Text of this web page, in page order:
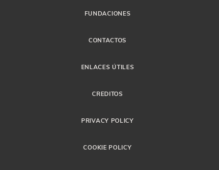
FUNDACIONES
CONTACTOS
ENLACES ÚTILES
CREDITOS
PRIVACY POLICY
COOKIE POLICY